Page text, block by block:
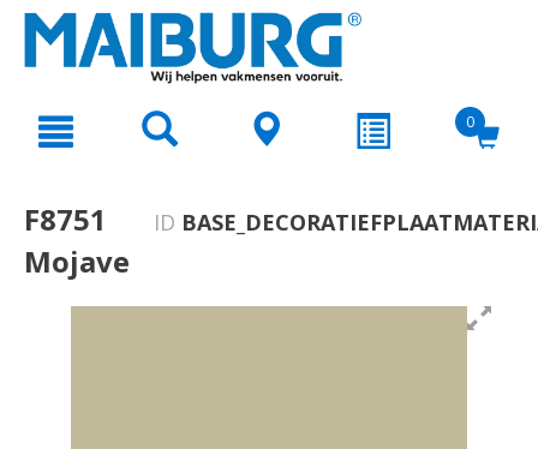
text.skipToNavigation
0
F8751
Mojave
ID